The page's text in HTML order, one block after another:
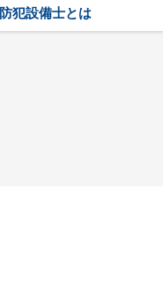
防犯設備士とは